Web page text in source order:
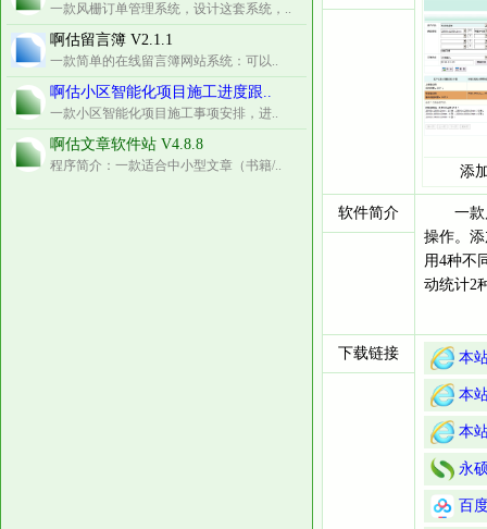
一款风栅订单管理系统，设计这套系统，..
啊估留言簿 V2.1.1
一款简单的在线留言簿网站系统：可以..
啊估小区智能化项目施工进度跟..
一款小区智能化项目施工事项安排，进..
啊估文章软件站 V4.8.8
程序简介：一款适合中小型文章（书籍/.. 添
软件简介
一款风
操作。
用4种不
动统计2
下载链接 本
本
本
永
百